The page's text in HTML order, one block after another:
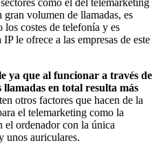
como el del telemarketing
volumen de llamadas, es
costes de telefonía y es
le ofrece a las empresas de este
ya que al funcionar a través de
en total resulta más
otros factores que hacen de la
el telemarketing como la
el ordenador con la única
unos auriculares.